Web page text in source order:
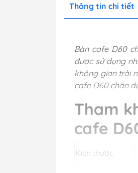
Thông tin chi tiết
Bàn cafe D60
được sử dụng
không gian trải
cafe D60 chân
Tham
cafe
Kích thước